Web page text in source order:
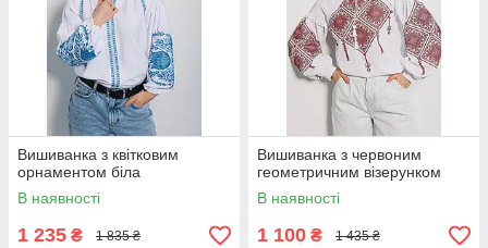
Вишиванка з квітковим
орнаментом біла
В наявності
1 235 ₴ 1 835 ₴
Вишиванка з червоним
геометричним візерунком
В наявності
1 100 ₴ 1 435 ₴